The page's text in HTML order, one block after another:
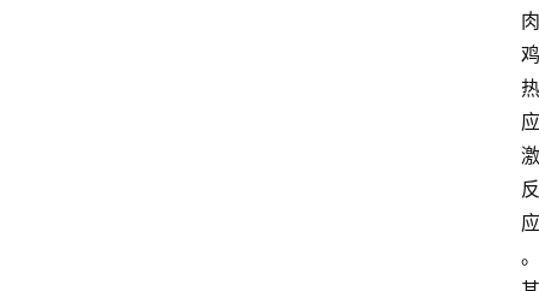
肉
鸡
热
应
激
反
应
。